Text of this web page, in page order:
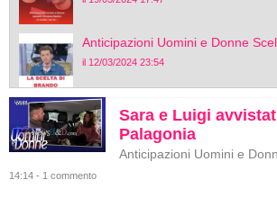
Anticipazioni Uomini e Donne
il 12/03/2024 23:54
Sara e Luigi
Palagonia
Anticipazioni Uomini e
14:14 - 1 commento